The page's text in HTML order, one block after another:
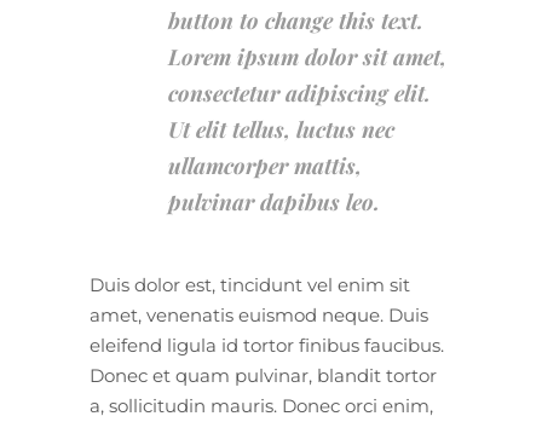
button to change this text.
Lorem ipsum dolor sit amet,
consectetur adipiscing elit.
Ut elit tellus, luctus nec
ullamcorper mattis,
pulvinar dapibus leo.
Duis dolor est, tincidunt vel enim sit
amet, venenatis euismod neque. Duis
eleifend ligula id tortor finibus faucibus.
Donec et quam pulvinar, blandit tortor
a, sollicitudin mauris. Donec orci enim,